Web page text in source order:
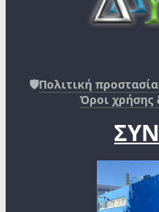
🛡️Πολιτική
Όροι χρήσης